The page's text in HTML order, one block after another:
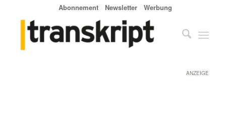
Abonnement Newsletter Werbung
ANZEIGE